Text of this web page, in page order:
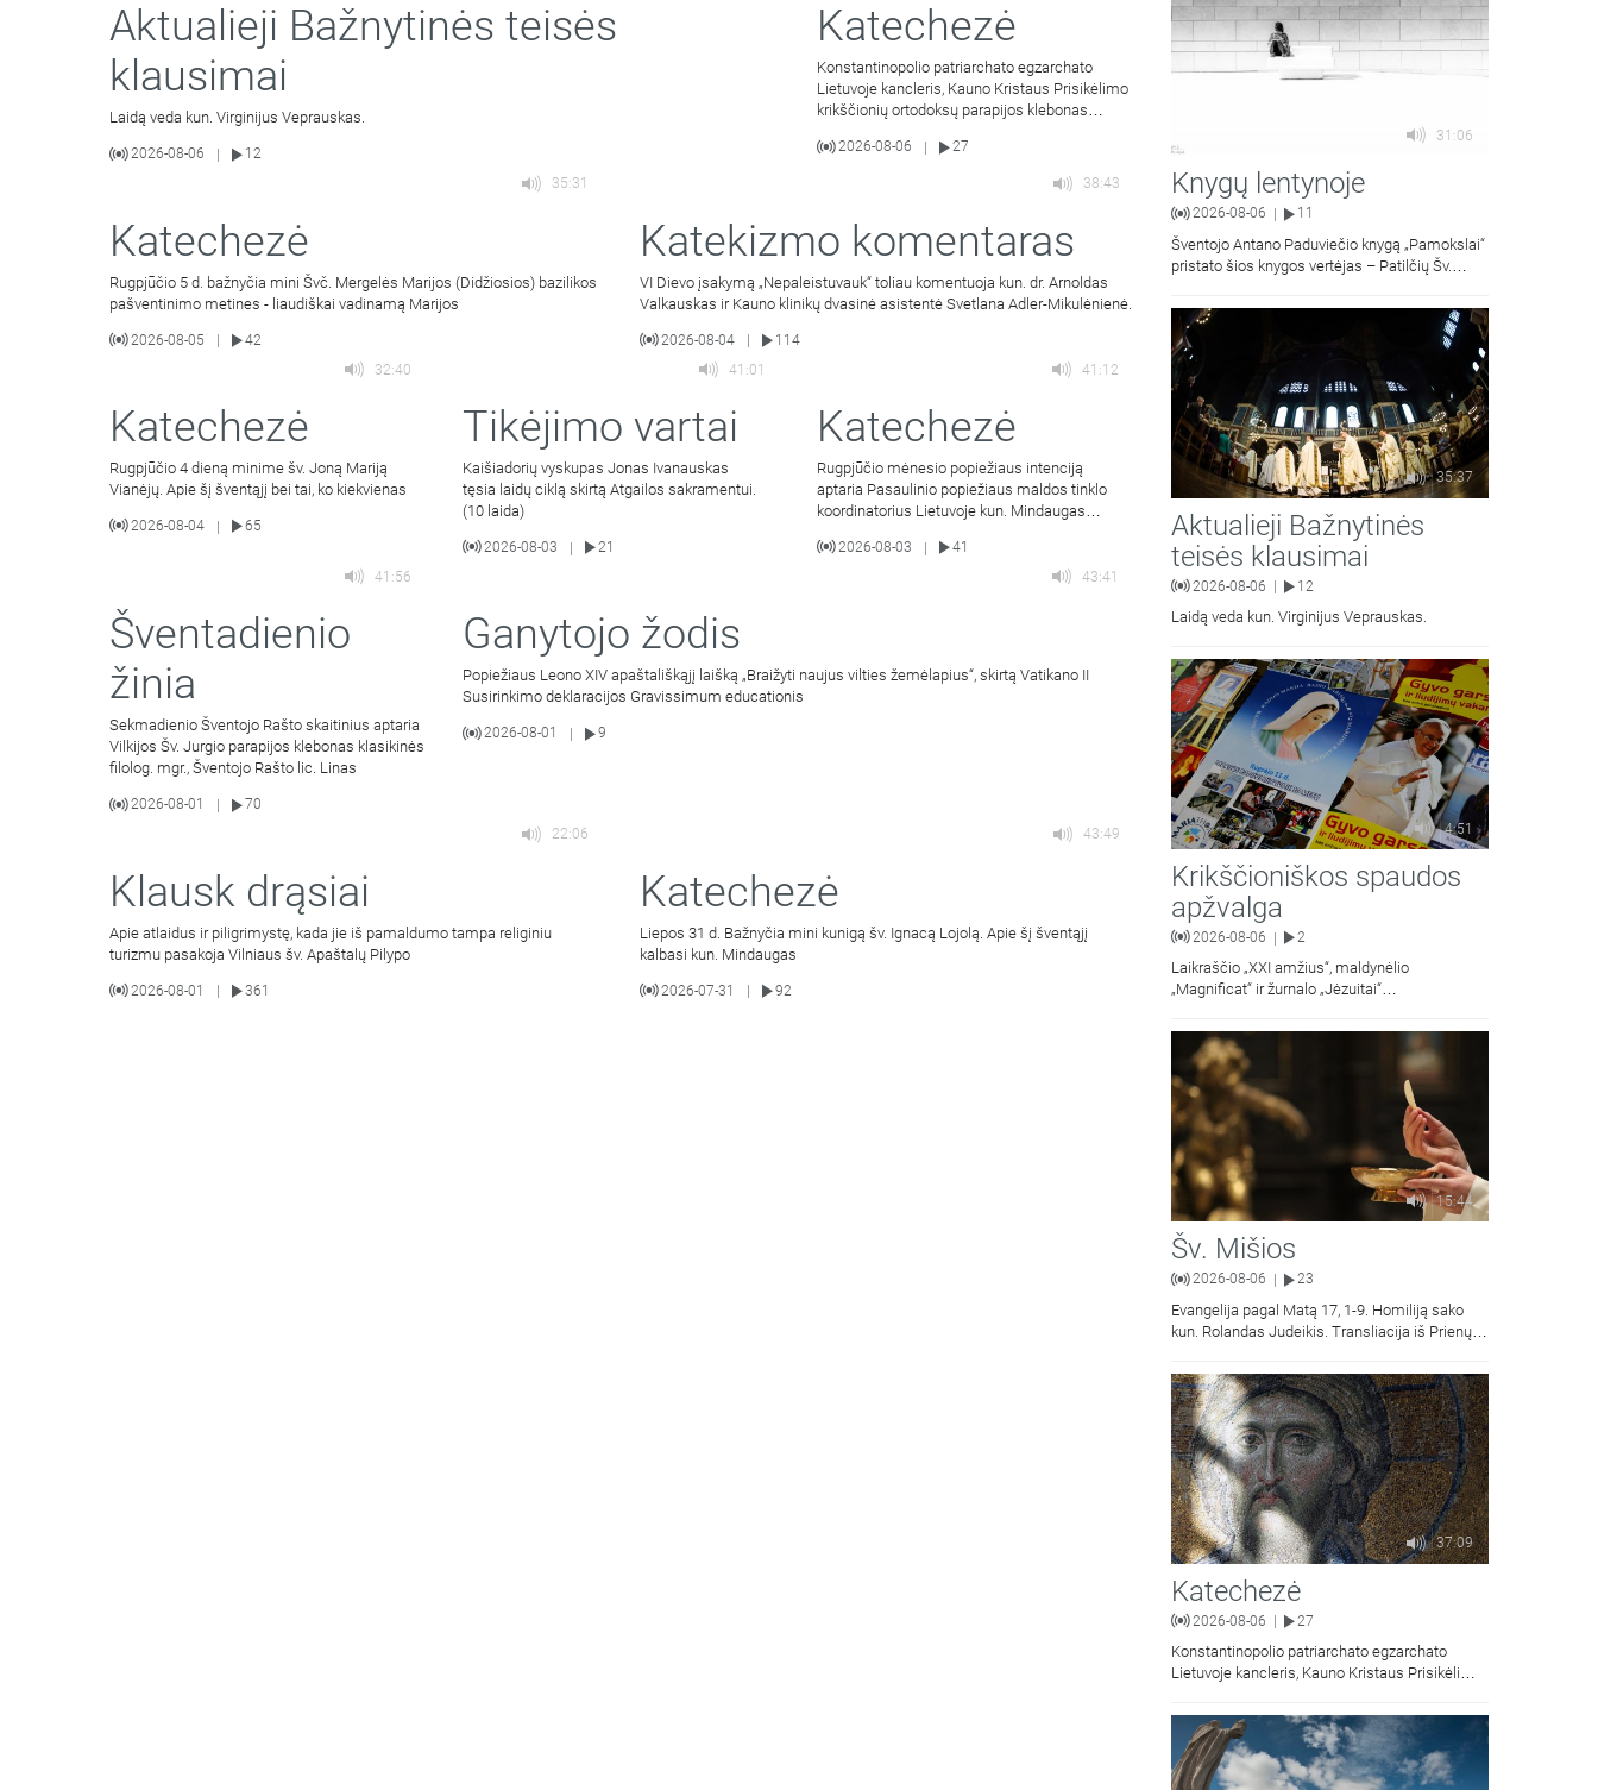
Aktualieji Bažnytinės teisės
klausimai
Laidą veda kun. Virginijus Veprauskas.
2026-08-06 12
Katechezė
Konstantinopolio patriarchato egzarchato
Lietuvoje kancleris, Kauno Kristaus Prisikėlimo
krikščionių ortodoksų parapijos klebonas
2026-08-06 27
35:31
Katechezė
Rugpjūčio 5 d. bažnyčia mini Švč. Mergelės Marijos (Didžiosios) bazilikos
pašventinimo metines - liaudiškai vadinamą Marijos
2026-08-05 42
38:43
Katekizmo komentaras
VI Dievo įsakymą „Nepaleistuvauk“ toliau komentuoja kun. dr. Arnoldas
Valkauskas ir Kauno klinikų dvasinė asistentė Svetlana Adler-Mikulėnienė.
2026-08-04
114
32:40
Katechezė
Rugpjūčio 4 dieną minime šv. Joną Mariją
Vianėjų. Apie šį šventąjį bei tai, ko kiekvienas
2026-08-04 | 65
41:01
Tikėjimo vartai
Kaišiadorių vyskupas Jonas Ivanauskas
tęsia laidų ciklą skirtą Atgailos sakramentui.
(10 laida)
2026-08-03 | 21
41:12
Katechezė
Rugpjūčio mėnesio popiežiaus intenciją
aptaria Pasaulinio popiežiaus maldos tinklo
koordinatorius Lietuvoje kun. Mindaugas
2026-08-03 |
41
41:56
Šventadienio
žinia
Sekmadienio Šventojo Rašto skaitinius aptaria
Vilkijos Šv. Jurgio parapijos klebonas klasikinės
filolog. mgr., Šventojo Rašto lic. Linas
2026-08-01 70
43:41
Ganytojo žodis
Popiežiaus Leono XIV apaštališkąjį laišką „Braižyti naujus vilties žemėlapius“, skirtą Vatikano II
Susirinkimo deklaracijos Gravissimum educationis
2026-08-01 9
22:06
Klausk drąsiai
Apie atlaidus ir piligrimystę, kada jie iš pamaldumo tampa religiniu
turizmu pasakoja Vilniaus šv. Apaštalų Pilypo
2026-08-01 361
43:49
Katechezė
Liepos 31 d. Bažnyčia mini kunigą šv. Ignacą Lojolą. Apie šį šventąjį
kalbasi kun. Mindaugas
2026-07-31 92
31:06
Knygų lentynoje
2026-08-06 11
Šventojo Antano Paduviečio knygą „Pamokslai“
pristato šios knygos vertėjas – Patilčių Šv.
moralinės teologijos dr. Algirdas Petras
35:37
Aktualieji Bažnytinės
teisės klausimai
2026-08-06 12
Laidą veda kun. Virginijus Veprauskas.
4:51
Krikščioniškos spaudos
apžvalga
2026-08-06 | 2
Laikraščio „XXI amžius“, maldynėlio
„Magnificat“ ir žurnalo „Jėzuitai“
15:44
Šv. Mišios
2026-08-06 23
Evangelija pagal Matą 17, 1-9. Homiliją sako
kun. Rolandas Judeikis. Transliacija iš Prienų
37:09
Katechezė
2026-08-06 27
Konstantinopolio patriarchato egzarchato
Lietuvoje kancleris, Kauno Kristaus Prisikėlimo
kunigas Vitalijus Mockus pasakoja apie
Kristaus Atsimainymo šventę.